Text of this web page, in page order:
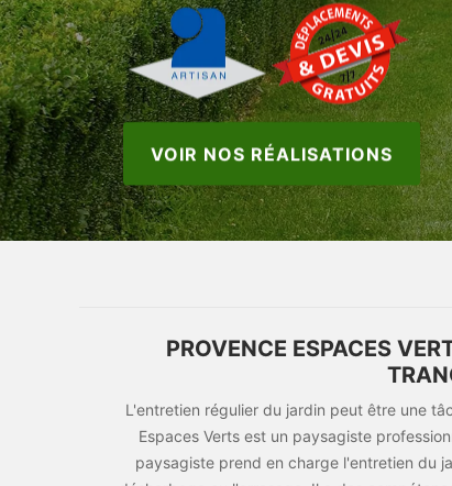
VOIR NOS RÉALISATIONS
PROVENCE ESPACES
L'entretien régulier du jardin peut être une
Espaces Verts est un paysagiste
paysagiste prend en charge l'entretien du